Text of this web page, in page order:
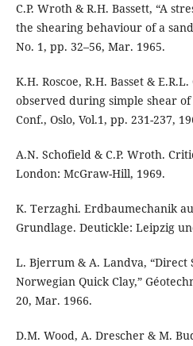
C.P. Wroth & R.H. Bassett, “A
the shearing behaviour of a
No. 1, pp. 32–56, Mar. 1965.
K.H. Roscoe, R.H. Basset &
observed during simple shear of
Conf., Oslo, Vol.1, pp. 231-237,
A.N. Schofield & C.P. Wroth.
London: McGraw-Hill, 1969.
K. Terzaghi. Erdbaumechanik
Grundlage. Deutickle: Leipzig
L. Bjerrum & A. Landva, “Direct
Norwegian Quick Clay,”
20, Mar. 1966.
D.M. Wood, A. Drescher & M.